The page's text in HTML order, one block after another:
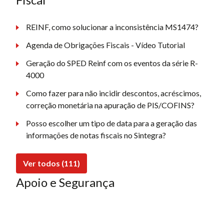
REINF, como solucionar a inconsistência MS1474?
Agenda de Obrigações Fiscais - Vídeo Tutorial
Geração do SPED Reinf com os eventos da série R-
4000
Como fazer para não incidir descontos, acréscimos,
correção monetária na apuração de PIS/COFINS?
Posso escolher um tipo de data para a geração das
informações de notas fiscais no Sintegra?
Ver todos (111)
Apoio e Segurança